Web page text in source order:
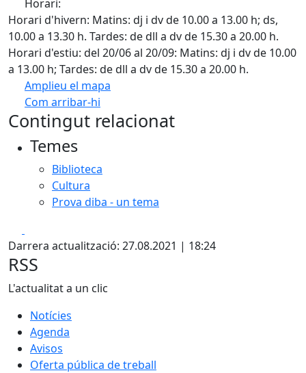
Horari:
Horari d'hivern: Matins: dj i dv de 10.00 a 13.00 h; ds,
10.00 a 13.30 h. Tardes: de dll a dv de 15.30 a 20.00 h.
Horari d'estiu: del 20/06 al 20/09: Matins: dj i dv de 10.00
a 13.00 h; Tardes: de dll a dv de 15.30 a 20.00 h.
Amplieu el mapa
Com arribar-hi
+
Contingut relacionat
Temes
Biblioteca
Cultura
Prova diba - un tema
Darrera actualització: 27.08.2021 | 18:24
RSS
L'actualitat a un clic
Notícies
Agenda
Avisos
Oferta pública de treball